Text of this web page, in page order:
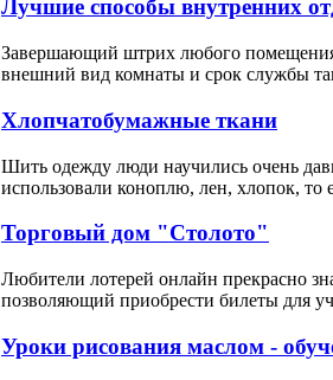
Лучшие способы внутренних
Завершающий штрих любого помещения
внешний вид комнаты и срок службы
Хлопчатобумажные ткани
Шить одежду люди научились очень
использовали коноплю, лен, хлопок, то
Торговый дом "Столото"
Любители лотерей онлайн прекрасно
позволяющий приобрести билеты для
Уроки рисования маслом -